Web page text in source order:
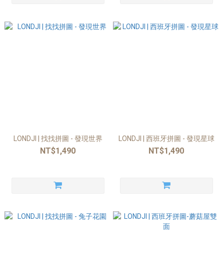
LONDJI | 找找拼圖 - 發現世界
NT$1,490
LONDJI | 西班牙拼圖 - 發現星球
NT$1,490